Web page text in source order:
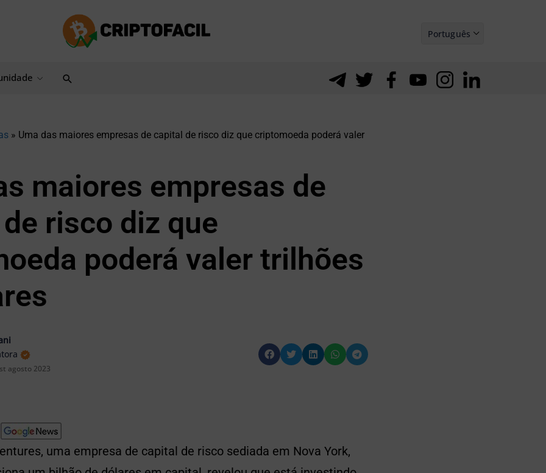
Português
Pesquisar
» Uma das maiores empresas de capital de risco diz que criptomoeda poderá valer
maiores empresas de
risco diz que
poderá valer trilhões
agosto 2023
uma empresa de capital de risco sediada em Nova York,